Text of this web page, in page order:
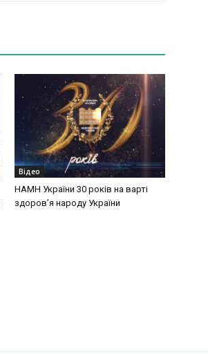
Відео
НАМН України 30 років на варті
здоров’я народу України